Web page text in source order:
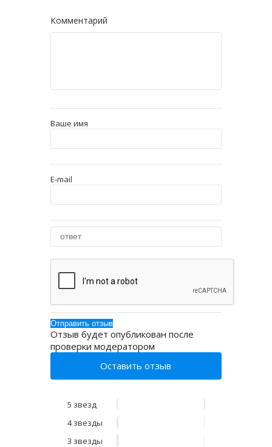
Комментарий
Ваше имя
E-mail
Отзыв будет опубликован после
проверки модератором
Оставить отзыв
5 звезд
4 звезды
3 звезды